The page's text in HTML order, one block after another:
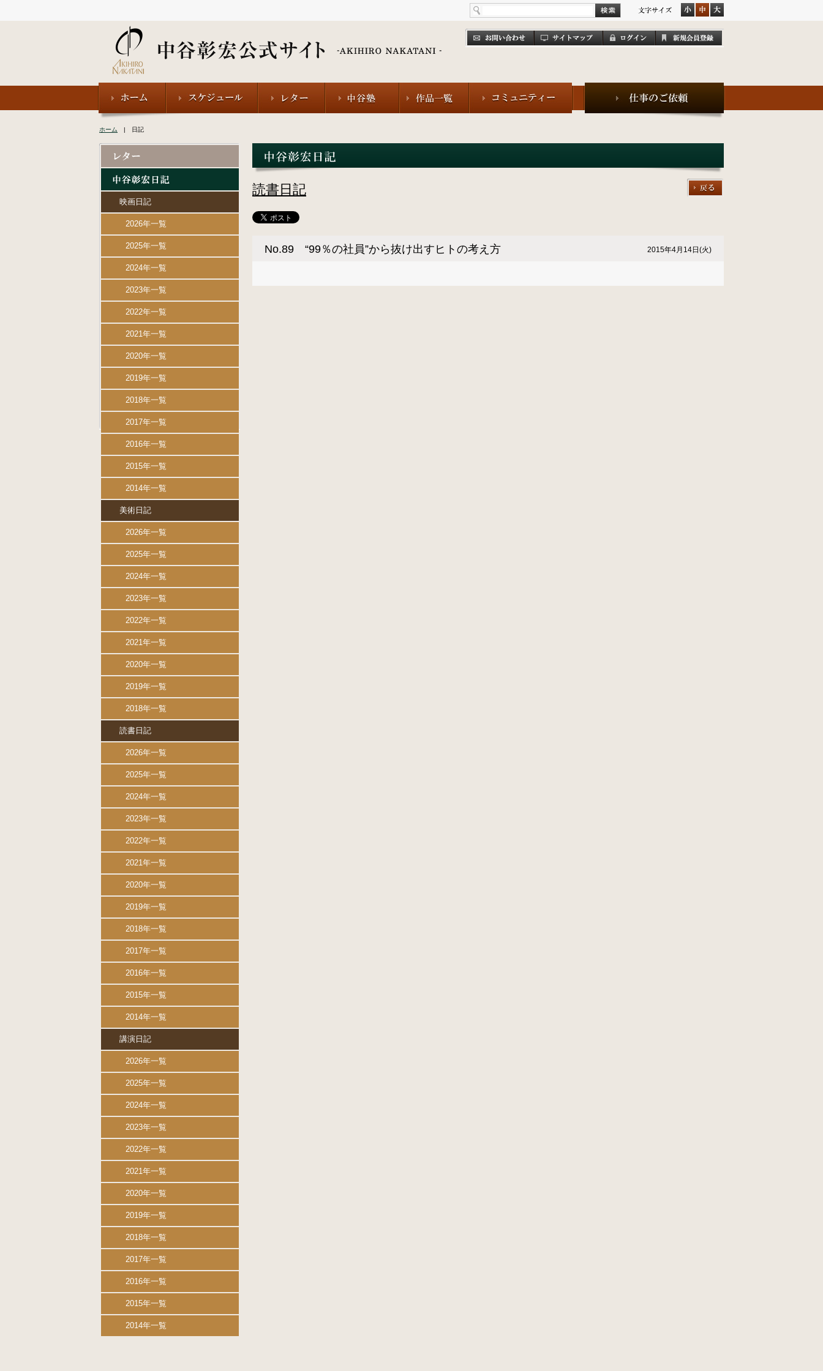
ホーム | 日記
読書日記
No.89 “99％の社員”から抜け出すヒトの考え方 2015年4月14日(火)
映画日記
2026年一覧
2025年一覧
2024年一覧
2023年一覧
2022年一覧
2021年一覧
2020年一覧
2019年一覧
2018年一覧
2017年一覧
2016年一覧
2015年一覧
2014年一覧
美術日記
2026年一覧
2025年一覧
2024年一覧
2023年一覧
2022年一覧
2021年一覧
2020年一覧
2019年一覧
2018年一覧
読書日記
2026年一覧
2025年一覧
2024年一覧
2023年一覧
2022年一覧
2021年一覧
2020年一覧
2019年一覧
2018年一覧
2017年一覧
2016年一覧
2015年一覧
2014年一覧
講演日記
2026年一覧
2025年一覧
2024年一覧
2023年一覧
2022年一覧
2021年一覧
2020年一覧
2019年一覧
2018年一覧
2017年一覧
2016年一覧
2015年一覧
2014年一覧